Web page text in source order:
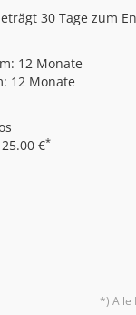
30 Tage zum
12 Monate
12 Monate
€*
*) Alle